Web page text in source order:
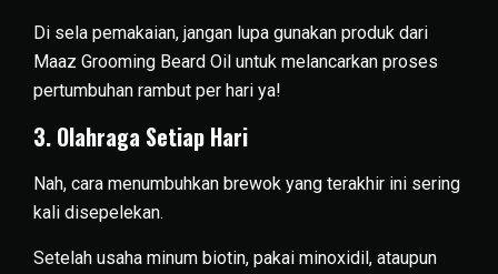
Di sela pemakaian, jangan lupa gunakan produk dari
Maaz Grooming Beard Oil untuk melancarkan proses
pertumbuhan rambut per hari ya!
3. Olahraga Setiap Hari
Nah, cara menumbuhkan brewok yang terakhir ini sering
kali disepelekan.
Setelah usaha minum biotin, pakai minoxidil, ataupun